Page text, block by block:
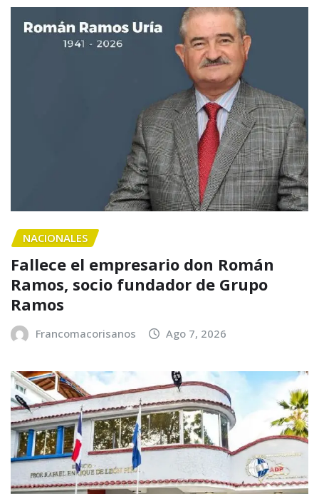
NACIONALES
Fallece el empresario don Román
Ramos, socio fundador de Grupo
Ramos
Francomacorisanos Ago 7, 2026